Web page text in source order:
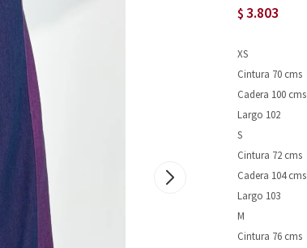
$ 3.803
XS
Cintura 70 cms
Cadera 100 cms
Largo 102
S
Cintura 72 cms
Cadera 104 cms
Largo 103
M
Cintura 76 cms